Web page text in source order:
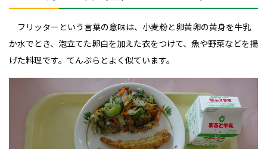
フリッターという言葉の意味は、小麦粉と卵黄卵の黄身を牛乳
か水でとき、泡立てた卵白を加えた衣をつけて、魚や野菜などを揚
げた料理です。てんぷらとよく似ています。